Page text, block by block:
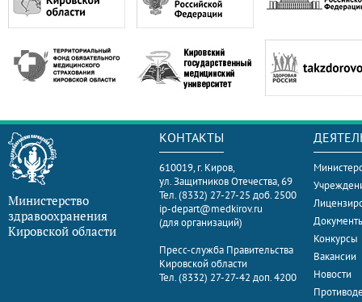
Министерство
здравоохранения
Кировской области
КОНТАКТЫ
610019, г. Киров,
ул. Защитников Отечества, 69
Тел. (8332) 27-27-25 доб. 2500
ip-depart@medkirov.ru
(для организаций)
Пресс-служба Правительства
Кировской области
Тел. (8332) 27-27-42 доп. 4200
Конкурсы
Вакансии
Новости